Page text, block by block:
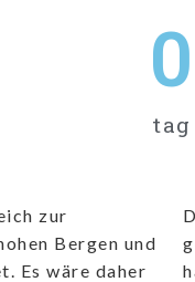
0
tag
zur
Bergen und
Es wäre daher